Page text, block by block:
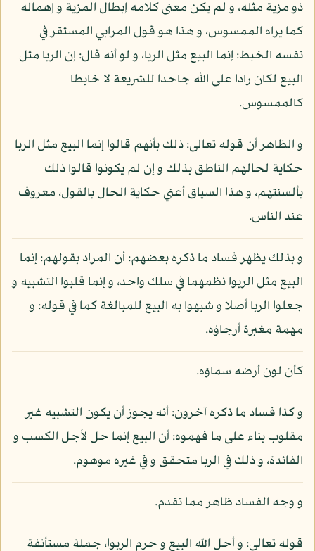
ذو مزية مثله، و لم يكن معنى كلامه إبطال المزية و إهماله
كما يراه الممسوس، و هذا هو قول المرابي المستقر في
نفسه الخبط: إنما البيع مثل الربا، و لو أنه قال: إن الربا مثل
البيع لكان رادا على الله جاحدا للشريعة لا خابطا
كالممسوس.
و الظاهر أن قوله تعالى: ذلك بأنهم قالوا إنما البيع مثل الربا
حكاية لحالهم الناطق بذلك و إن لم يكونوا قالوا ذلك
بألسنتهم، و هذا السياق أعني حكاية الحال بالقول، معروف
عند الناس.
و بذلك يظهر فساد ما ذكره بعضهم: أن المراد بقولهم: إنما
البيع مثل الربوا نظمهما في سلك واحد، و إنما قلبوا التشبيه و
جعلوا الربا أصلا و شبهوا به البيع للمبالغة كما في قوله: و
مهمة مغبرة أرجاؤه.
كأن لون أرضه سماؤه.
و كذا فساد ما ذكره آخرون: أنه يجوز أن يكون التشبيه غير
مقلوب بناء على ما فهموه: أن البيع إنما حل لأجل الكسب و
الفائدة، و ذلك في الربا متحقق و في غيره موهوم.
و وجه الفساد ظاهر مما تقدم.
قوله تعالى: و أحل الله البيع و حرم الربوا، جملة مستأنفة